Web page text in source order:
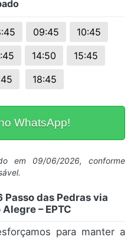
09:45
10:45
14:50
15:45
18:45
WhatsApp!
em 09/06/2026, conforme
Passo das Pedras via
– EPTC
para manter a